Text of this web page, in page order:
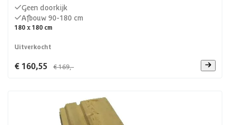
Geen doorkijk
Afbouw 90-180 cm
180 x 180 cm
Uitverkocht
€ 160,55 € 169,-